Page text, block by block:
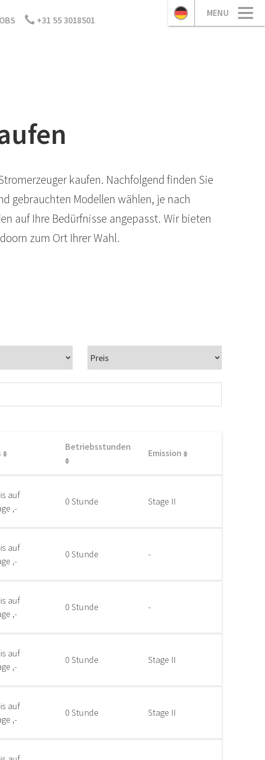
MENU
+31 55 3018501
kaufen. Nachfolgend finden Sie
gebrauchten Modellen wählen, je nach
auf Ihre Bedürfnisse angepasst. Wir bieten
zum Ort Ihrer Wahl.
Betriebsstunden
Emission
auf
,-
0 Stunde Stage II
auf
,-
0 Stunde -
auf
,-
0 Stunde -
auf
,-
0 Stunde Stage II
auf
,-
0 Stunde Stage II